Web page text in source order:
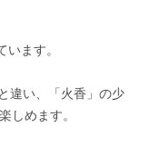
ます。
違い、「火香」の少
しめます。